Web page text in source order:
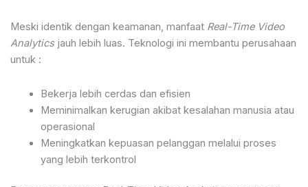
Meski identik dengan keamanan, manfaat Real-Time Video
Analyticsjauh lebih luas. Teknologi ini membantu perusahaan
untuk :
Bekerja lebih cerdas dan efisien
Meminimalkan kerugian akibat kesalahan manusia atau
operasional
Meningkatkan kepuasan pelanggan melalui proses
yang lebih terkontrol